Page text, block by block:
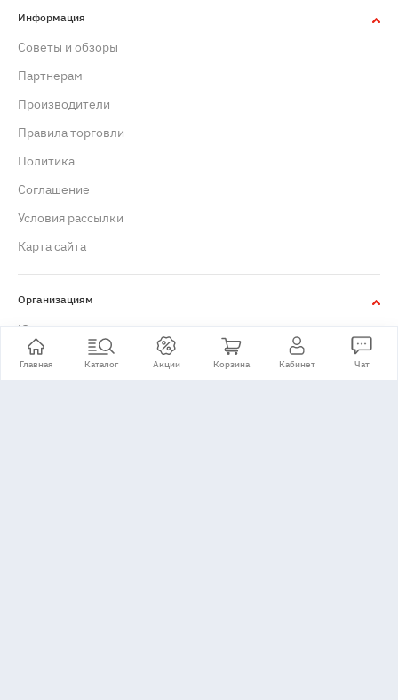
Главная Каталог Акции Корзина Кабинет Чат
Информация
Советы и обзоры
Партнерам
Производители
Правила торговли
Политика
Cоглашение
Условия рассылки
Карта сайта
Организациям
Юридическим лицам